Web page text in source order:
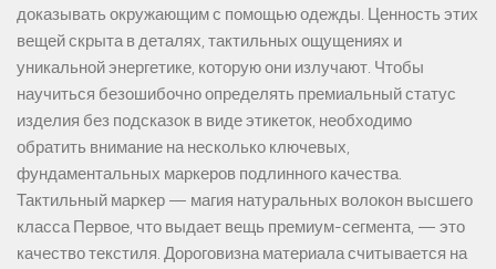
доказывать окружающим с помощью одежды. Ценность этих
вещей скрыта в деталях, тактильных ощущениях и
уникальной энергетике, которую они излучают. Чтобы
научиться безошибочно определять премиальный статус
изделия без подсказок в виде этикеток, необходимо
обратить внимание на несколько ключевых,
фундаментальных маркеров подлинного качества.
Тактильный маркер — магия натуральных волокон высшего
класса Первое, что выдает вещь премиум-сегмента, — это
качество текстиля. Дороговизна материала считывается на